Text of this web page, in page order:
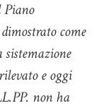
Piano
come
e oggi
non ha